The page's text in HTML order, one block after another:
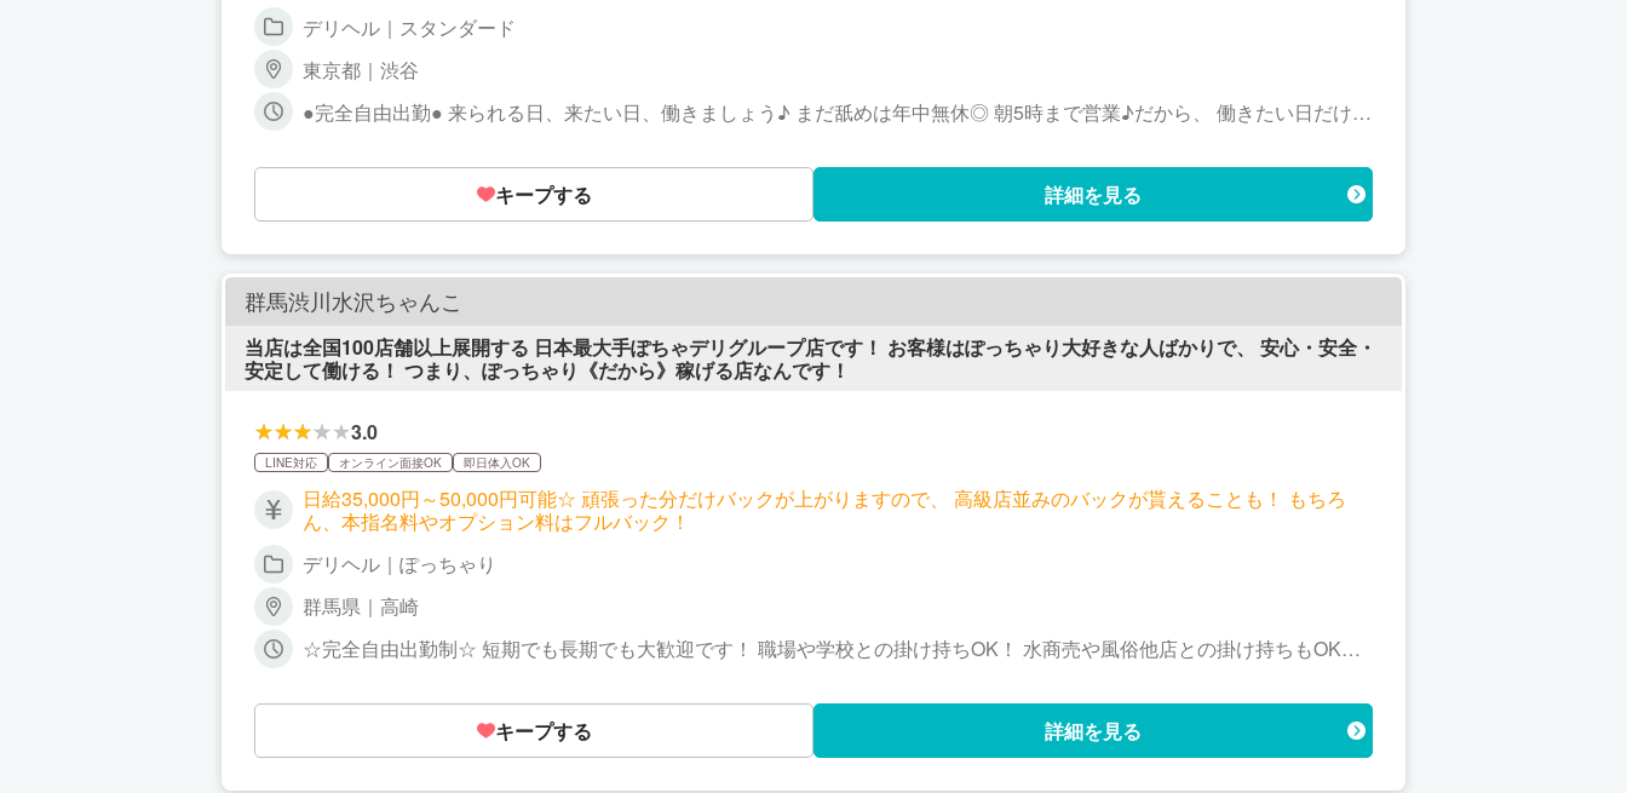
プションがお客様に大人気です。
デリヘル｜スタンダード
東京都｜渋谷
●完全自由出勤● 来られる日、来たい日、働きましょう♪ まだ舐めは年中無休◎ 朝5時まで営業♪だから、 働きたい日だけで
・「今日やっぱり出勤したい」も大歓迎♪????️ ・体調不良などの当日欠勤も大丈夫です ・遅刻もペナルティありません！
キープする 詳細を見る
群馬渋川水沢ちゃんこ
当店は全国100店舗以上展開する 日本最大手ぽちゃデリグループ店です！ お客様はぽっちゃり大好きな人ばかりで、 安心・安全・
安定して働ける！ つまり、ぽっちゃり《だから》稼げる店なんです！
3.0
LINE対応 オンライン面接OK 即日体入OK
日給35,000円～50,000円可能☆ 頑張った分だけバックが上がりますので、 高級店並みのバックが貰えることも！ もちろ
ん、本指名料やオプション料はフルバック！
デリヘル｜ぽっちゃり
群馬県｜高崎
☆完全自由出勤制☆ 短期でも長期でも大歓迎です！ 職場や学校との掛け持ちOK！ 水商売や風俗他店との掛け持ちもOKで
キープする 詳細を見る